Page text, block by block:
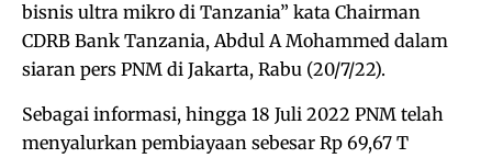
bisnis ultra mikro di Tanzania” kata Chairman
CDRB Bank Tanzania, Abdul A Mohammed dalam
siaran pers PNM di Jakarta, Rabu (20/7/22).
Sebagai informasi, hingga 18 Juli 2022 PNM telah
menyalurkan pembiayaan sebesar Rp 69,67 T